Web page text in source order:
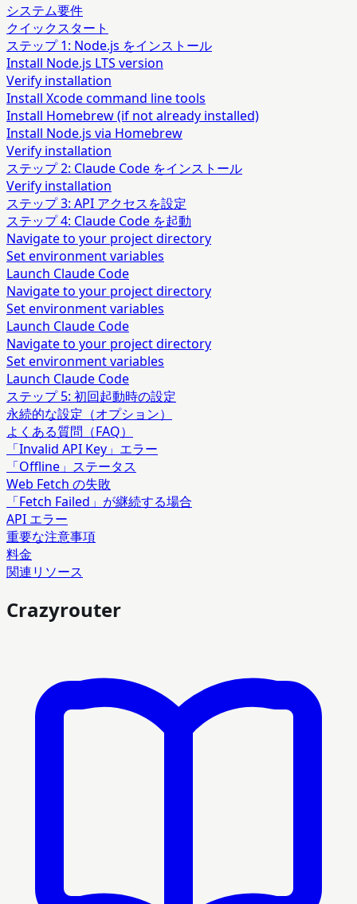
システム要件
クイックスタート
ステップ 1: Node.js をインストール
Install Node.js LTS version
Verify installation
Install Xcode command line tools
Install Homebrew (if not already installed)
Install Node.js via Homebrew
Verify installation
ステップ 2: Claude Code をインストール
Verify installation
ステップ 3: API アクセスを設定
ステップ 4: Claude Code を起動
Navigate to your project directory
Set environment variables
Launch Claude Code
Navigate to your project directory
Set environment variables
Launch Claude Code
Navigate to your project directory
Set environment variables
Launch Claude Code
ステップ 5: 初回起動時の設定
永続的な設定（オプション）
よくある質問（FAQ）
「Invalid API Key」エラー
「Offline」ステータス
Web Fetch の失敗
「Fetch Failed」が継続する場合
API エラー
重要な注意事項
料金
関連リソース
Crazyrouter